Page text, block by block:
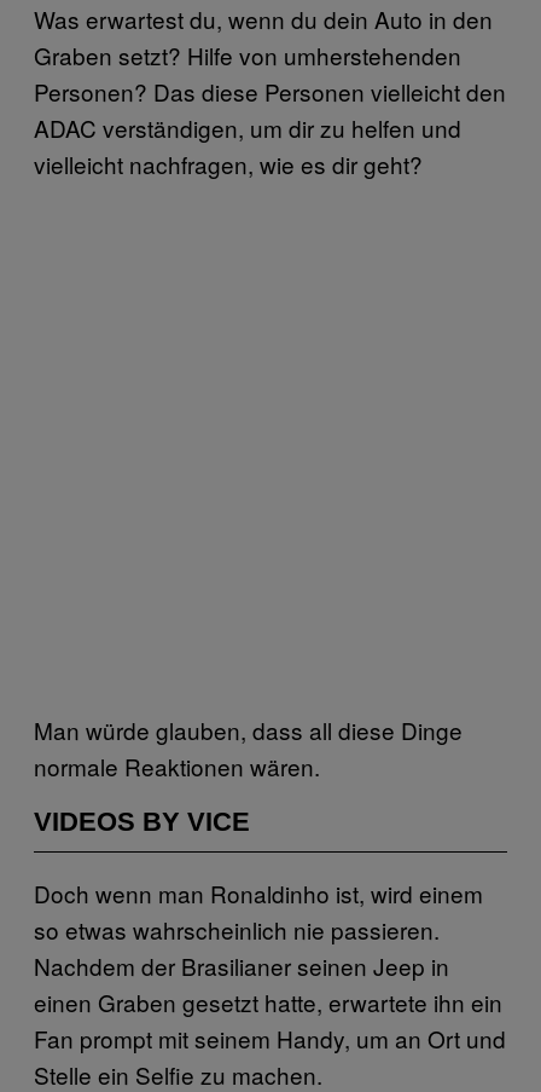
Was erwartest du, wenn du dein Auto in den
Graben setzt? Hilfe von umherstehenden
Personen? Das diese Personen vielleicht den
ADAC verständigen, um dir zu helfen und
vielleicht nachfragen, wie es dir geht?
Man würde glauben, dass all diese Dinge
normale Reaktionen wären.
VIDEOS BY VICE
Doch wenn man Ronaldinho ist, wird einem
so etwas wahrscheinlich nie passieren.
Nachdem der Brasilianer seinen Jeep in
einen Graben gesetzt hatte, erwartete ihn ein
Fan prompt mit seinem Handy, um an Ort und
Stelle ein Selfie zu machen.